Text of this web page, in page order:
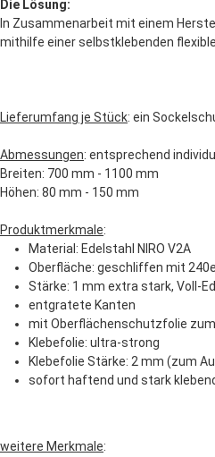
Die Lösung:
In Zusammenarbeit mit einem
mithilfe einer selbstklebenden
Lieferumfang je Stück: ein
Abmessungen: entsprechend
Breiten: 700 mm - 1100 mm
Höhen: 80 mm - 150 mm
Produktmerkmale:
Material: Edelstahl NIRO V2A
Oberfläche: geschliffen mit
Stärke: 1 mm extra stark, Voll-
entgratete Kanten
mit Oberflächenschutzfolie
Klebefolie: ultra-strong
Klebefolie Stärke: 2 mm (zum
sofort haftend und stark
weitere Merkmale: